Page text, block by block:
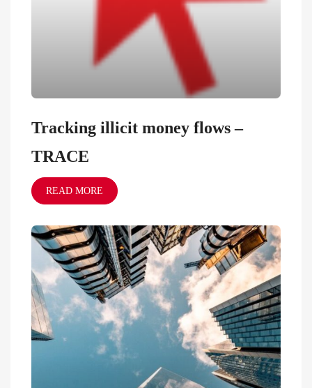
Tracking illicit money flows –
TRACE
READ MORE